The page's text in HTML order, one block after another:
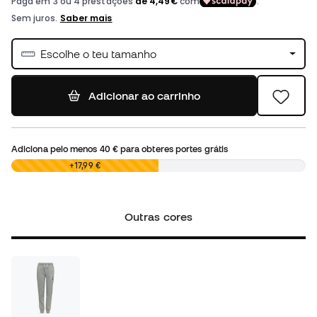
Escolhe o teu tamanho
Adicionar ao carrinho
Adiciona pelo menos 40 €para obteres portes grátis
0,00 € +17,99 €
Outras cores